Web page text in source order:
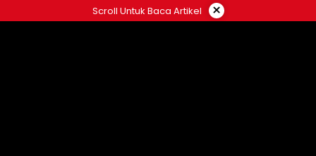
ke
Scroll Untuk Baca Artikel ×